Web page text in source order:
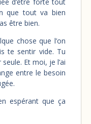
que tout va bien
être bien.
chose que l’on
te sentir vide. Tu
Et moi, je l’ai
entre le besoin
espérant que ça